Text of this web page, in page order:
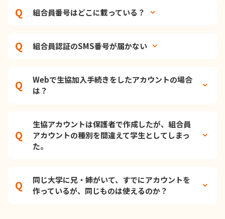
組合員番号はどこに載っている？
組合員認証のSMS番号が届かない
Webで生協加入手続きをしたアカウントの場合
は？
生協アカウントは保護者で作成したが、組合員
アカウントの種別を間違えて学生としてしまっ
た。
同じ大学に兄・姉がいて、すでにアカウントを
作っているが、同じものは使えるのか？